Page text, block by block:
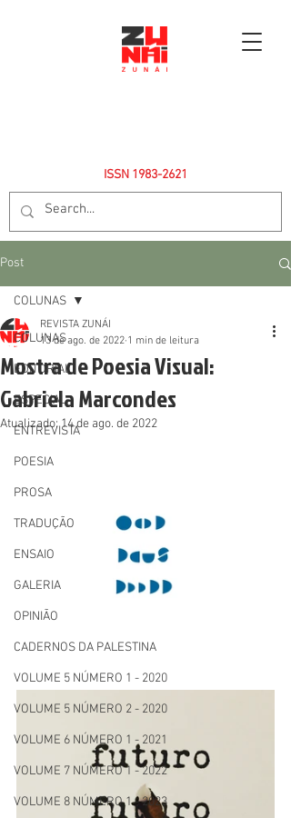
ISSN 1983-2621
Post
COLUNAS
EDITORIAL
ESPECIAL
ENTREVISTA
POESIA
PROSA
TRADUÇÃO
ENSAIO
GALERIA
OPINIÃO
CADERNOS DA PALESTINA
VOLUME 5 NÚMERO 1 - 2020
VOLUME 5 NÚMERO 2 - 2020
VOLUME 6 NÚMERO 1 - 2021
VOLUME 7 NÚMERO 1 - 2022
VOLUME 8 NÚMERO 1 - 2023
COLUNAS
Mostra de Poesia Visual:
Gabriela Marcondes
REVISTA ZUNÁI
13 de ago. de 2022 1 min de leitura
Atualizado:14 de ago. de 2022